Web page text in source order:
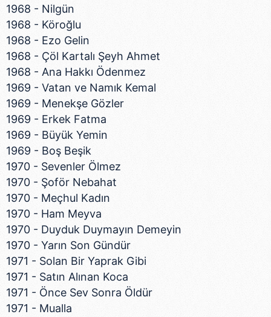
1968 - Nilgün
1968 - Köroğlu
1968 - Ezo Gelin
1968 - Çöl Kartalı Şeyh Ahmet
1968 - Ana Hakkı Ödenmez
1969 - Vatan ve Namık Kemal
1969 - Menekşe Gözler
1969 - Erkek Fatma
1969 - Büyük Yemin
1969 - Boş Beşik
1970 - Sevenler Ölmez
1970 - Şoför Nebahat
1970 - Meçhul Kadın
1970 - Ham Meyva
1970 - Duyduk Duymayın Demeyin
1970 - Yarın Son Gündür
1971 - Solan Bir Yaprak Gibi
1971 - Satın Alınan Koca
1971 - Önce Sev Sonra Öldür
1971 - Mualla